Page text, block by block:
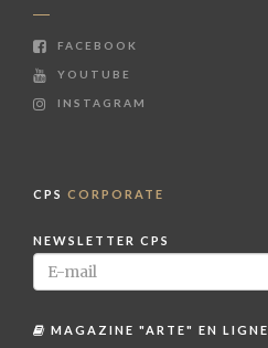
FACEBOOK
YOUTUBE
INSTAGRAM
CPS CORPORATE
NEWSLETTER CPS
MAGAZINE "ARTE" EN LIGNE